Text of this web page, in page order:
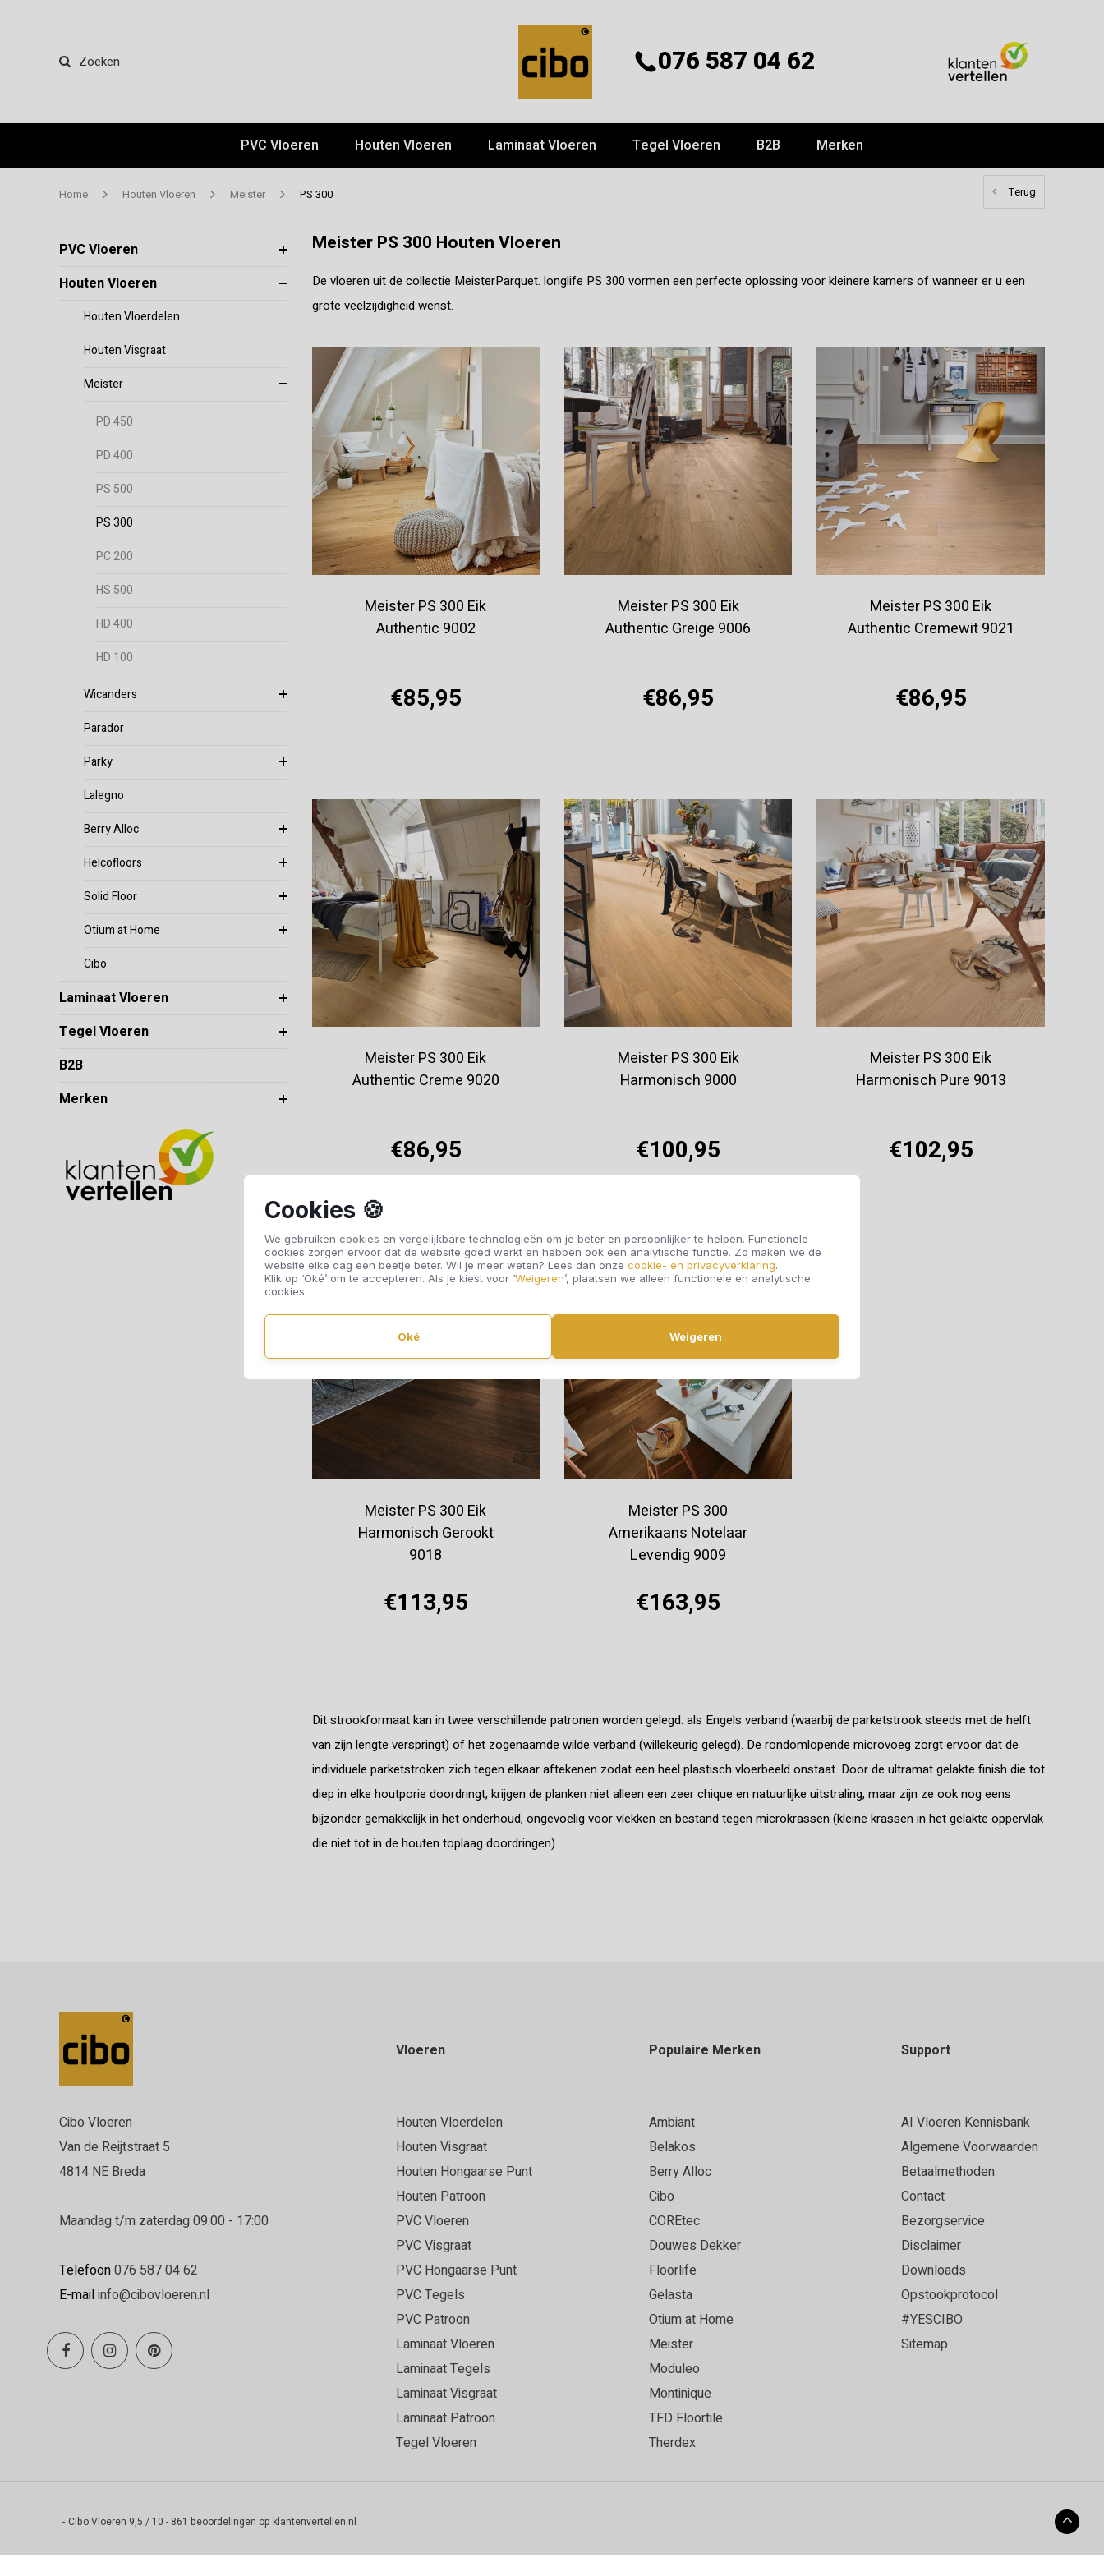
Cookies 🍪
We gebruiken cookies en vergelijkbare technologieën om je beter en persoonlijker te helpen. Functionele
cookies zorgen ervoor dat de website goed werkt en hebben ook een analytische functie. Zo maken we de
website elke dag een beetje beter. Wil je meer weten? Lees dan onze cookie- en privacyverklaring.
Klik op ‘Oké’ om te accepteren. Als je kiest voor ‘Weigeren’, plaatsen we alleen functionele en analytische
cookies.
Oké Weigeren
Zoeken 076 587 04 62
PVC Vloeren Houten Vloeren Laminaat Vloeren Tegel Vloeren B2B Merken
Home Houten Vloeren Meister PS 300 Terug
PVC Vloeren
Houten Vloeren
Houten Vloerdelen
Houten Visgraat
Meister
PD 450
PD 400
PS 500
PS 300
PC 200
HS 500
HD 400
HD 100
Wicanders
Parador
Parky
Lalegno
Berry Alloc
Helcofloors
Solid Floor
Otium at Home
Cibo
Laminaat Vloeren
Tegel Vloeren
B2B
Merken
Meister PS 300 Houten Vloeren
De vloeren uit de collectie MeisterParquet. longlife PS 300 vormen een perfecte oplossing voor kleinere kamers of wanneer er u een
grote veelzijdigheid wenst.
Meister PS 300 Eik
Authentic 9002
€85,95
Meister PS 300 Eik
Authentic Greige 9006
€86,95
Meister PS 300 Eik
Authentic Cremewit 9021
€86,95
Meister PS 300 Eik
Authentic Creme 9020
€86,95
Meister PS 300 Eik
Harmonisch 9000
€100,95
Meister PS 300 Eik
Harmonisch Pure 9013
€102,95
Meister PS 300 Eik
Harmonisch Gerookt
9018
€113,95
Meister PS 300
Amerikaans Notelaar
Levendig 9009
€163,95
Dit strookformaat kan in twee verschillende patronen worden gelegd: als Engels verband (waarbij de parketstrook steeds met de helft
van zijn lengte verspringt) of het zogenaamde wilde verband (willekeurig gelegd). De rondomlopende microvoeg zorgt ervoor dat de
individuele parketstroken zich tegen elkaar aftekenen zodat een heel plastisch vloerbeeld onstaat. Door de ultramat gelakte finish die tot
diep in elke houtporie doordringt, krijgen de planken niet alleen een zeer chique en natuurlijke uitstraling, maar zijn ze ook nog eens
bijzonder gemakkelijk in het onderhoud, ongevoelig voor vlekken en bestand tegen microkrassen (kleine krassen in het gelakte oppervlak
die niet tot in de houten toplaag doordringen).
Cibo Vloeren
Van de Reijtstraat 5
4814 NE Breda
Maandag t/m zaterdag 09:00 - 17:00
Telefoon076 587 04 62
E-mailinfo@cibovloeren.nl
Vloeren
Houten Vloerdelen
Houten Visgraat
Houten Hongaarse Punt
Houten Patroon
PVC Vloeren
PVC Visgraat
PVC Hongaarse Punt
PVC Tegels
PVC Patroon
Laminaat Vloeren
Laminaat Tegels
Laminaat Visgraat
Laminaat Patroon
Tegel Vloeren
Populaire Merken
Ambiant
Belakos
Berry Alloc
Cibo
COREtec
Douwes Dekker
Floorlife
Gelasta
Otium at Home
Meister
Moduleo
Montinique
TFD Floortile
Therdex
Support
AI Vloeren Kennisbank
Algemene Voorwaarden
Betaalmethoden
Contact
Bezorgservice
Disclaimer
Downloads
Opstookprotocol
#YESCIBO
Sitemap
- Cibo Vloeren 9,5 / 10 - 861 beoordelingen op klantenvertellen.nl